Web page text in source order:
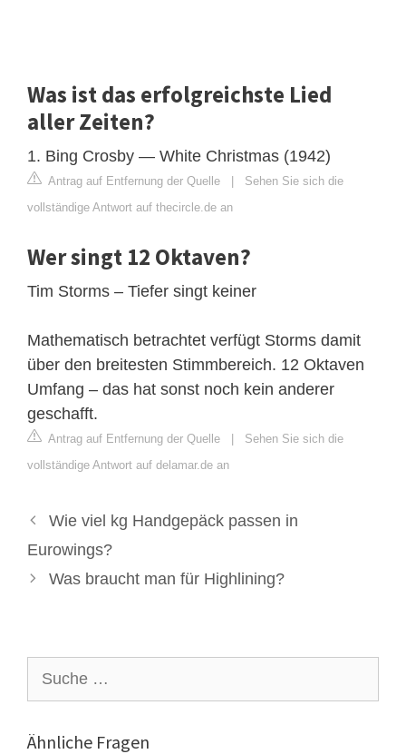
Was ist das erfolgreichste Lied
aller Zeiten?
1. Bing Crosby — White Christmas (1942)
Antrag auf Entfernung der Quelle | Sehen Sie sich die
vollständige Antwort auf thecircle.de an
Wer singt 12 Oktaven?
Tim Storms – Tiefer singt keiner
Mathematisch betrachtet verfügt Storms damit
über den breitesten Stimmbereich. 12 Oktaven
Umfang – das hat sonst noch kein anderer
geschafft.
Antrag auf Entfernung der Quelle | Sehen Sie sich die
vollständige Antwort auf delamar.de an
Wie viel kg Handgepäck passen in
Eurowings?
Was braucht man für Highlining?
nach:
Ähnliche Fragen